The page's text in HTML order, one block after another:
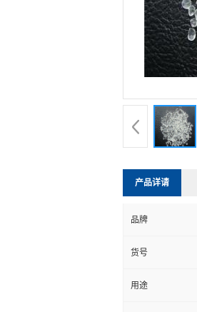
产品详请
品牌
货号
用途